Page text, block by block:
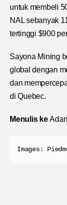
untuk membeli
NAL sebanyak
tertinggi $900
Sayona Mining
global dengan
dan
di Quebec.
Menulis ke
Images: